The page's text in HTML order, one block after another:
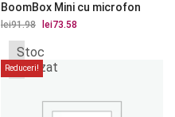
BoomBox Mini cu microfon
lei91.98
Prețul
a
fost:
lei91.98.
lei73.58
Reduceri!
Stoc
epuizat